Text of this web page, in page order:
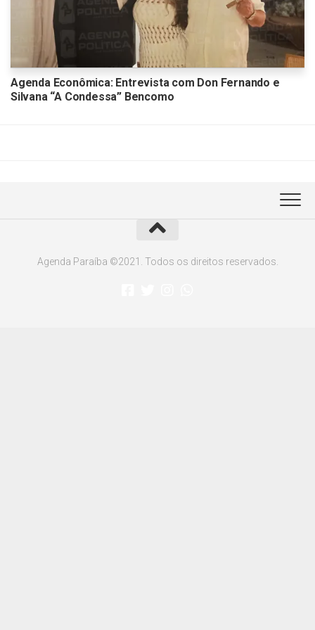
Agenda Econômica: Entrevista com Don Fernando e
Silvana “A Condessa” Bencomo
Agenda Paraíba ©2021. Todos os direitos reservados.